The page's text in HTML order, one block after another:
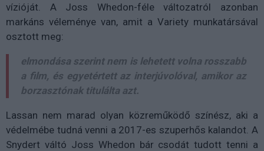
vízióját. A Joss Whedon-féle változatról azonban
markáns véleménye van, amit a Variety munkatársával
osztott meg:
elmondása szerint nem is lehetett volna rosszabb
a film, és egyetértett az interjúvolóval, amikor az
borzasztónak titulálta azt.
Lassan nem marad olyan közreműködő színész, aki a
védelmébe tudná venni a 2017-es szuperhős kalandot. A
Snydert váltó Joss Whedon bár csodát tudott tenni a